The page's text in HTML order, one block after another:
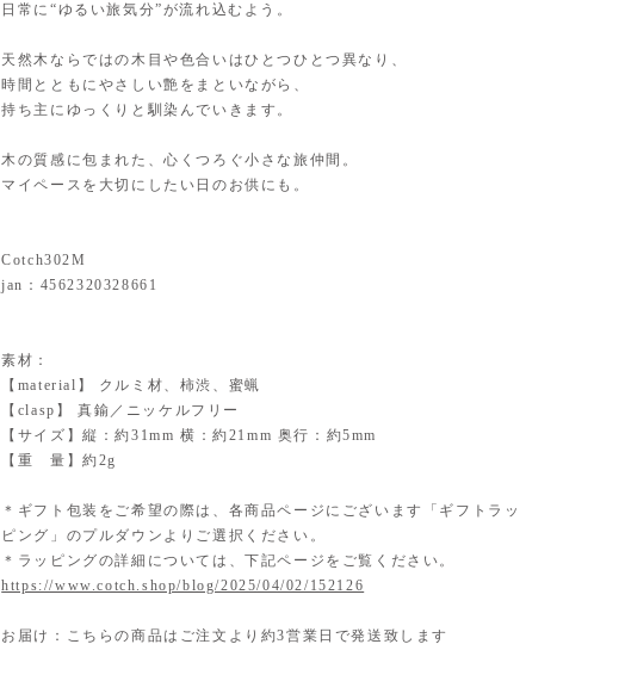
日常に“ゆるい旅気分”が流れ込むよう。
天然木ならではの木目や色合いはひとつひとつ異なり、
時間とともにやさしい艶をまといながら、
持ち主にゆっくりと馴染んでいきます。
木の質感に包まれた、心くつろぐ小さな旅仲間。
マイペースを大切にしたい日のお供にも。
Cotch302M
jan：4562320328661
素材：
【material】 クルミ材、柿渋、蜜蝋
【clasp】 真鍮／ニッケルフリー
【サイズ】縦：約31mm 横：約21mm 奥行：約5mm
【重 量】約2g
＊ギフト包装をご希望の際は、各商品ページにございます「ギフトラッ
ピング」のプルダウンよりご選択ください。
＊ラッピングの詳細については、下記ページをご覧ください。
https://www.cotch.shop/blog/2025/04/02/152126
お届け：こちらの商品はご注文より約3営業日で発送致します